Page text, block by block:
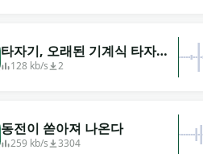
타자기, 오래된 기계식 타자기
에 인쇄
128 kb/s 2
동전이 쏟아져 나온다
259 kb/s 3304